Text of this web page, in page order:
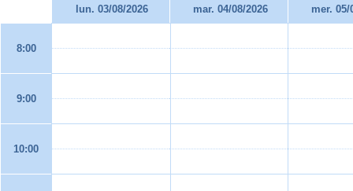
lun. 03/08/2026 mar. 04/08/2026 mer. 05/
8:00
9:00
10:00